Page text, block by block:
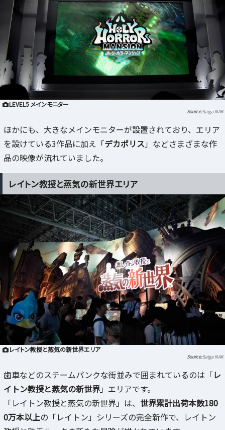
LEVEL5 メインモニター
Saiga NAK
ほかにも、大きなメインモニターが設置されており、エリア
を設けている3作品に加え「デカポリス 」などさまざまな作
品の映像が流れていました。
レイトン教授と蒸気の新世界エリア
レイトン教授と蒸気の新世界エリア
Saiga NAK
歯車などのスチームパンクな街並みで囲まれているのは「レ
イトン教授と蒸気の新世界」エリアです。
「レイトン教授と蒸気の新世界」は、 世界累計出荷本数180
0万本以上の「レイトン」シリーズの完全新作で、レイトン